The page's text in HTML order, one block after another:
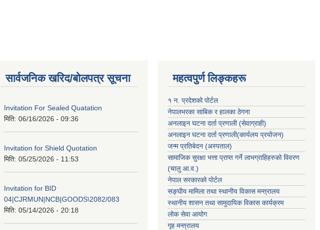
सार्वजनिक खरिद/बोलपत्र सूचना
Invitation For Sealed Quatation
मिति: 06/16/2026 - 09:36
Invitation for Shield Quotation
मिति: 05/25/2026 - 11:53
Invitation for BID
04|CJRMUN|NCB|GOODS\2082/083
मिति: 05/14/2026 - 20:18
महत्वपुर्ण लिङ्कहरू
१ न. प्रदेशको पोर्टल
नेपालभरका साबिक र हालका ठेगना
अनलाइन घटना दर्ता प्रणाली (सेवाग्राही)
अनलाइन घटना दर्ता प्रणाली(कार्यलय प्रयोजन)
जन्म प्रतिबेदन (अस्पताल)
सामाजिक सुरक्षा भत्ता प्राप्त गर्ने लाभग्राहिहरुको विवरण
(चालु आ.व.)
नेपाल सरकारको पोर्टल
सङ्घीय मामिला तथा स्थानीय विकास मन्त्रालय
स्थानीय शासन तथा सामुदायिक विकास कार्यक्रम
लोक सेवा आयोग
गृह मन्त्रालय